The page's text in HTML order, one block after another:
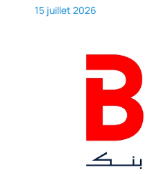
15 juillet 2026